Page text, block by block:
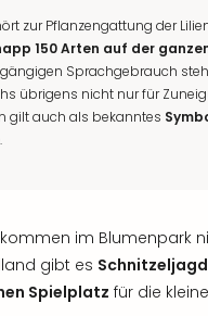
zur Pflanzengattung der
150 Arten auf der
Sprachgebrauch
übrigens nicht nur für
gilt auch als bekanntes
.
im Blumenpark
gibt es
Spielplatz für die